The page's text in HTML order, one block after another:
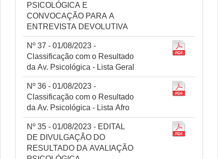
PSICOLÓGICA E
CONVOCAÇÃO PARA A
ENTREVISTA DEVOLUTIVA
Nº 37 - 01/08/2023 -
Classificação com o Resultado
da Av. Psicológica - Lista Geral
Nº 36 - 01/08/2023 -
Classificação com o Resultado
da Av. Psicológica - Lista Afro
Nº 35 - 01/08/2023 - EDITAL
DE DIVULGAÇÃO DO
RESULTADO DA AVALIAÇÃO